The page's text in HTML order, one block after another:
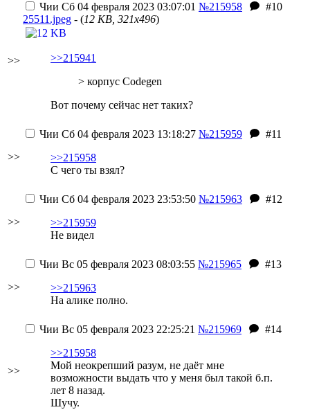
>>
Чии Сб 04 февраля 2023 03:07:01 №215958
#10
25511.jpeg - (12 KB, 321x496)
>>215941
> корпус Codegen
Вот почему сейчас нет таких?
>>
Чии Сб 04 февраля 2023 13:18:27 №215959
#11
>>215958
С чего ты взял?
>>
Чии Сб 04 февраля 2023 23:53:50 №215963
#12
>>215959
Не видел
>>
Чии Вс 05 февраля 2023 08:03:55 №215965
#13
>>215963
На алике полно.
>>
Чии Вс 05 февраля 2023 22:25:21 №215969
#14
>>215958
Мой неокрепший разум, не даёт мне
возможности выдать что у меня был такой б.п.
лет 8 назад.
Шучу.